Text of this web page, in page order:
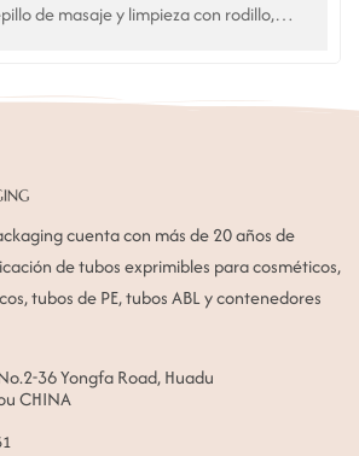
de masaje y limpieza con rodillo,
cuenta con más de 20 años de
de tubos exprimibles para cosméticos,
tubos de PE, tubos ABL y contenedores
36 Yongfa Road, Huadu
CHINA